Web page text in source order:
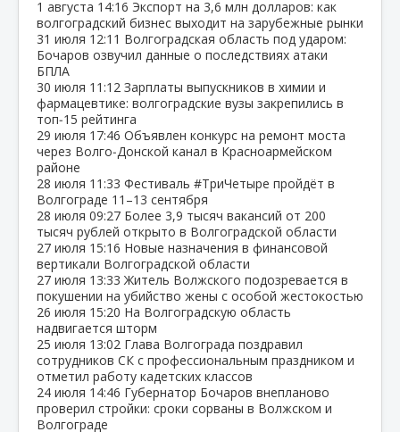
1 августа 14:16 Экспорт на 3,6 млн долларов: как
волгоградский бизнес выходит на зарубежные рынки
31 июля 12:11 Волгоградская область под ударом:
Бочаров озвучил данные о последствиях атаки
БПЛА
30 июля 11:12 Зарплаты выпускников в химии и
фармацевтике: волгоградские вузы закрепились в
топ‑15 рейтинга
29 июля 17:46 Объявлен конкурс на ремонт моста
через Волго‑Донской канал в Красноармейском
районе
28 июля 11:33 Фестиваль #ТриЧетыре пройдёт в
Волгограде 11–13 сентября
28 июля 09:27 Более 3,9 тысяч вакансий от 200
тысяч рублей открыто в Волгоградской области
27 июля 15:16 Новые назначения в финансовой
вертикали Волгоградской области
27 июля 13:33 Житель Волжского подозревается в
покушении на убийство жены с особой жестокостью
26 июля 15:20 На Волгоградскую область
надвигается шторм
25 июля 13:02 Глава Волгограда поздравил
сотрудников СК с профессиональным праздником и
отметил работу кадетских классов
24 июля 14:46 Губернатор Бочаров внепланово
проверил стройки: сроки сорваны в Волжском и
Волгограде